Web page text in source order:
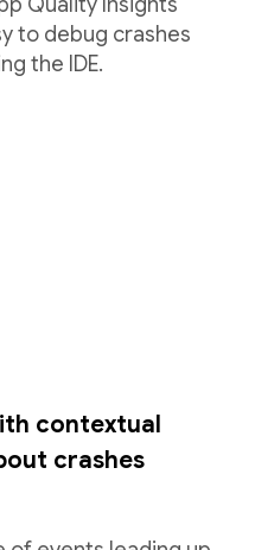
to debug crashes
the IDE.
contextual
crashes